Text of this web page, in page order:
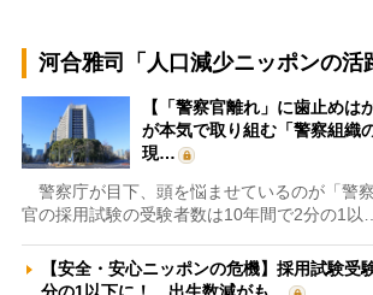
河合雅司「人口減少ニッポンの活
【「警察官離れ」に歯止めは
が本気で取り組む「警察組
現…
警察庁が目下、頭を悩ませているのが「警
官の採用試験の受験者数は10年間で2分の1以
【安全・安心ニッポンの危機】採用試験受